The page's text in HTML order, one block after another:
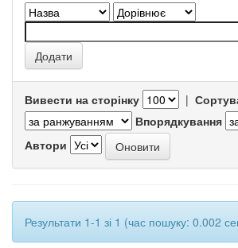
Вивести на сторінку |
Впорядкування
Автори
Результати 1-1 зі 1 (час пошуку: 0.002